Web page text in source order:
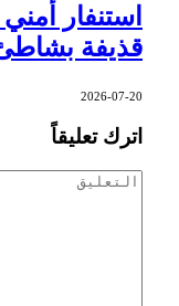
استنفار
قذيفة
2026-07-20
اترك تعليقاً